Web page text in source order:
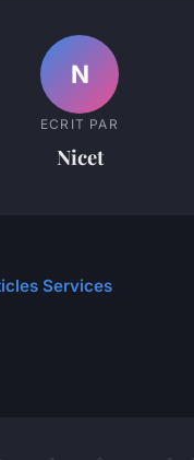
N
ECRIT PAR
Nicet
Services